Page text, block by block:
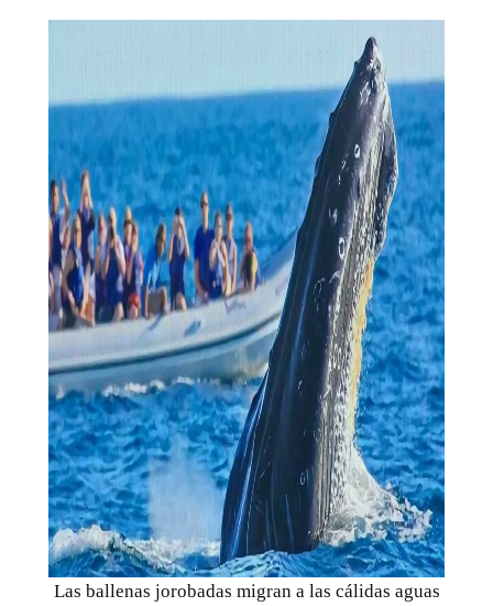
Las ballenas jorobadas migran a las cálidas aguas